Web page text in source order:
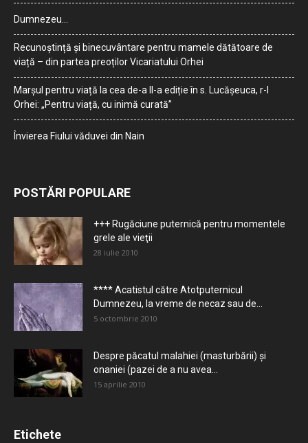
Dumnezeu…
Recunoștință și binecuvântare pentru mamele dătătoare de
viață – din partea preoților Vicariatului Orhei
Marșul pentru viață la cea de-a II-a ediție în s. Lucășeuca, r-l
Orhei: „Pentru viață, cu inimă curată”
Învierea Fiului văduvei din Nain
POSTĂRI POPULARE
+++ Rugăciune puternică pentru momentele
grele ale vieţii
28 iulie 2010
**** Acatistul către Atotputernicul
Dumnezeu, la vreme de necaz sau de...
5 octombrie 2010
Despre păcatul malahiei (masturbării) şi
onaniei (pazei de a nu avea...
15 aprilie 2010
Etichete